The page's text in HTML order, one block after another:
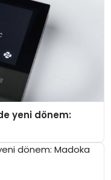
yeni dönem: